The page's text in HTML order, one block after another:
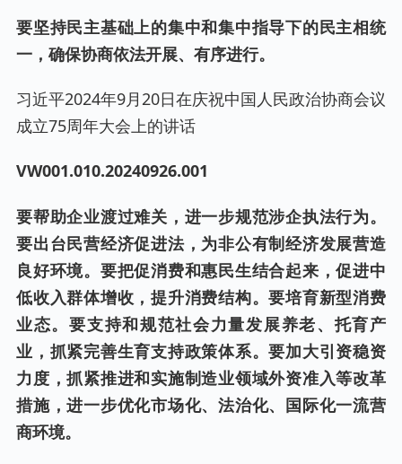
要坚持民主基础上的集中和集中指导下的民主相统
一，确保协商依法开展、有序进行。
习近平2024年9月20日在庆祝中国人民政治协商会议
成立75周年大会上的讲话
VW001.010.20240926.001
要帮助企业渡过难关，进一步规范涉企执法行为。
要出台民营经济促进法，为非公有制经济发展营造
良好环境。要把促消费和惠民生结合起来，促进中
低收入群体增收，提升消费结构。要培育新型消费
业态。要支持和规范社会力量发展养老、托育产
业，抓紧完善生育支持政策体系。要加大引资稳资
力度，抓紧推进和实施制造业领域外资准入等改革
措施，进一步优化市场化、法治化、国际化一流营
商环境。